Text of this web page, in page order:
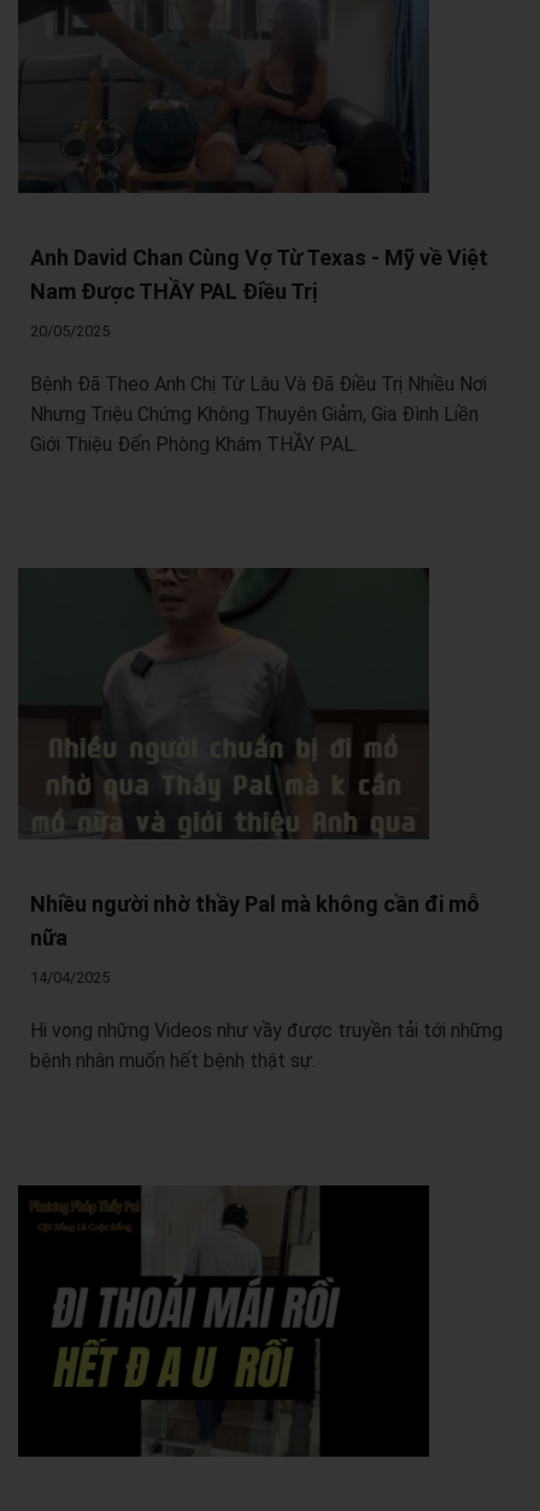
Anh David Chan Cùng Vợ Từ Texas - Mỹ về Việt
Nam Được THẦY PAL Điều Trị
20/05/2025
Bệnh Đã Theo Anh Chị Từ Lâu Và Đã Điều Trị Nhiều Nơi
Nhưng Triệu Chứng Không Thuyên Giảm, Gia Đình Liền
Giới Thiệu Đến Phòng Khám THẦY PAL.
Nhiều người nhờ thầy Pal mà không cần đi mỗ
nữa
14/04/2025
Hi vọng những Videos như vầy được truyền tải tới những
bệnh nhân muốn hết bệnh thật sự.